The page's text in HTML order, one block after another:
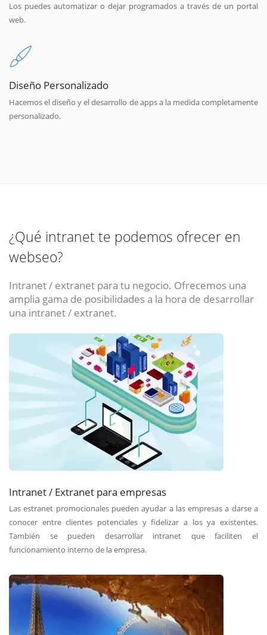
Los puedes automatizar o dejar programados a través de un portal
web.
Diseño Personalizado
Hacemos el diseño y el desarrollo de apps a la medida completamente
personalizado.
¿Qué intranet te podemos ofrecer en
webseo?
Intranet / extranet para tu negocio. Ofrecemos una
amplia gama de posibilidades a la hora de desarrollar
una intranet / extranet.
Intranet / Extranet para empresas
Las estranet promocionales pueden ayudar a las empresas a darse a
conocer entre clientes potenciales y fidelizar a los ya existentes.
También se pueden desarrollar intranet que faciliten el
funcionamiento interno de la empresa.